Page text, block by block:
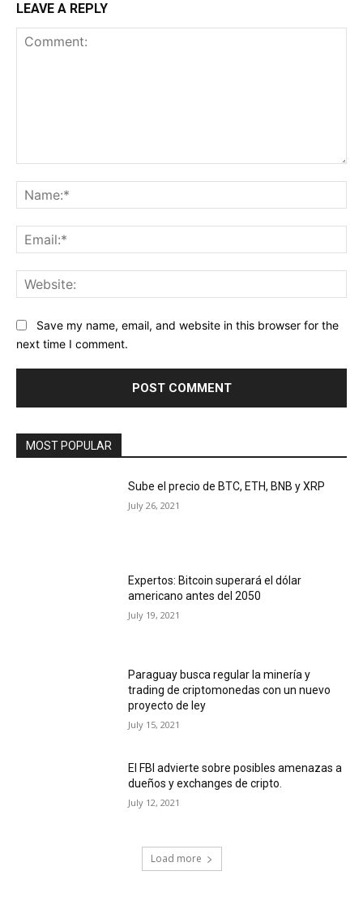
LEAVE A REPLY
Save my name, email, and website in this browser for the
next time I comment.
MOST POPULAR
Sube el precio de BTC, ETH, BNB y XRP
July 26, 2021
Expertos: Bitcoin superará el dólar
americano antes del 2050
July 19, 2021
Paraguay busca regular la minería y
trading de criptomonedas con un nuevo
proyecto de ley
July 15, 2021
El FBI advierte sobre posibles amenazas a
dueños y exchanges de cripto.
July 12, 2021
Load more